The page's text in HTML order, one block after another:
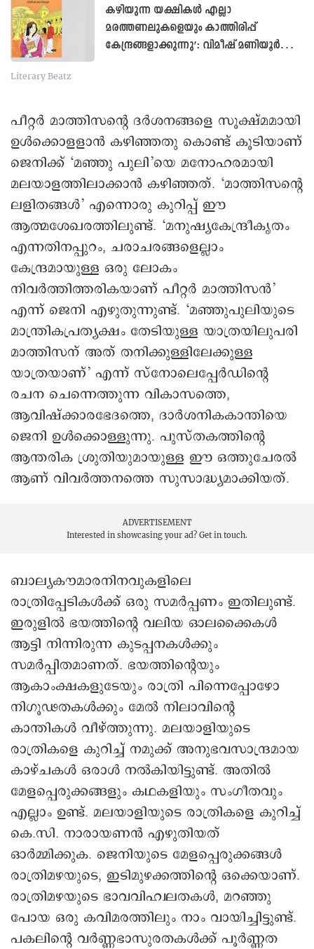
കഴിയുന്ന യക്ഷികൾ എല്ലാ
മരത്തണലുകളെയും കാത്തിരിപ്പ്
കേന്ദ്രങ്ങളാക്കുന്നു’: വിമീഷ് മണിയൂർ
Literary Beatz
പീറ്റര്‍ മാത്തിസന്റെ ദര്‍ശനങ്ങളെ സൂക്ഷ്മമായി
ഉള്‍ക്കൊളളാന്‍ കഴിഞ്ഞതു കൊണ്ട് കൂടിയാണ്
ജെനിക്ക് ‘മഞ്ഞു പുലി’യെ മനോഹരമായി
മലയാളത്തിലാക്കാന്‍ കഴിഞ്ഞത്. ‘മാത്തിസന്റെ
ലളിതങ്ങള്‍’ എന്നൊരു കുറിപ്പ് ഈ
ആത്മശേഖരത്തിലുണ്ട്. ‘മനുഷ്യകേന്ദ്രീകൃതം
എന്നതിനപ്പുറം, ചരാചരങ്ങളെല്ലാം
കേന്ദ്രമായുള്ള ഒരു ലോകം
നിവര്‍ത്തിത്തരികയാണ് പീറ്റര്‍ മാത്തിസന്‍’
എന്ന് ജെനി എഴുതുന്നുണ്ട്. ‘മഞ്ഞുപുലിയുടെ
മാന്ത്രികപ്രത്യക്ഷം തേടിയുള്ള യാത്രയിലുപരി
മാത്തിസന് അത് തനിക്കുള്ളിലേക്കുള്ള
യാത്രയാണ്’ എന്ന് സ്‌നോലെപ്പേര്‍ഡിന്റെ
രചന ചെന്നെത്തുന്ന വികാസത്തെ,
ആവിഷ്‌ക്കാരഭേദത്തെ, ദാര്‍ശനികകാന്തിയെ
ജെനി ഉള്‍ക്കൊള്ളുന്നു. പുസ്തകത്തിന്റെ
ആന്തരിക ശ്രുതിയുമായുള്ള ഈ ഒത്തുചേരല്‍
ആണ് വിവര്‍ത്തനത്തെ സുസാദ്ധ്യമാക്കിയത്.
ADVERTISEMENT
Interested in showcasing your ad? Get in touch.
ബാല്യകൗമാരനിനവുകളിലെ
രാത്രിപ്പേടികള്‍ക്ക് ഒരു സമര്‍പ്പണം ഇതിലുണ്ട്.
ഇരുളില്‍ ഭയത്തിന്റെ വലിയ ഓലക്കൈകള്‍
ആട്ടി നിന്നിരുന്ന കുടപ്പനകള്‍ക്കും
സമര്‍പ്പിതമാണത്. ഭയത്തിന്റെയും
ആകാംക്ഷകളുടേയും രാത്രി പിന്നെപ്പോഴോ
നിഗൂഢതകള്‍ക്കും മേല്‍ നിലാവിന്റെ
കാന്തികള്‍ വീഴ്ത്തുന്നു. മലയാളിയുടെ
രാത്രികളെ കുറിച്ച് നമുക്ക് അനുഭവസാന്ദ്രമായ
കാഴ്ചകള്‍ ഒരാള്‍ നല്‍കിയിട്ടുണ്ട്. അതില്‍
മേളപ്പെരുക്കങ്ങളും കഥകളിയും സംഗീതവും
എല്ലാം ഉണ്ട്. മലയാളിയുടെ രാത്രികളെ കുറിച്ച്
കെ.സി. നാരായണന്‍ എഴുതിയത്
ഓര്‍മ്മിക്കുക. ജെനിയുടെ മേളപ്പെരുക്കങ്ങള്‍
രാത്രിമഴയുടെ, ഇടിമുഴക്കത്തിന്റെ ഒക്കെയാണ്.
രാത്രിമഴയുടെ ഭാവവിഹ്വലതകള്‍, മറഞ്ഞു
പോയ ഒരു കവിമരത്തിലും നാം വായിച്ചിട്ടുണ്ട്.
പകലിന്റെ വര്‍ണ്ണഭാസുരതകള്‍ക്ക് പൂര്‍ണ്ണത